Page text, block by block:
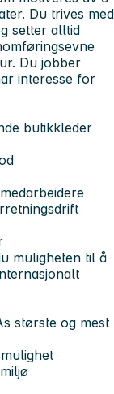
Du trives med
setter alltid
Du jobber
interesse for
butikkleder
muligheten til å
største og mest